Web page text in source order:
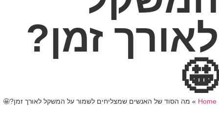
לאורך זמן?
🤩
Home
» מה הסוד של האנשים שמצליחים לשמור על המשקל לאורך זמן?🤩